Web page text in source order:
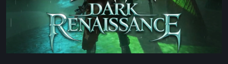
ufficiale